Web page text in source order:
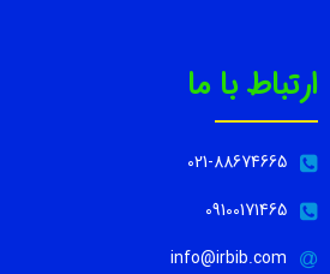
ارتباط با ما
021-88674665
09100171465
info@irbib.com